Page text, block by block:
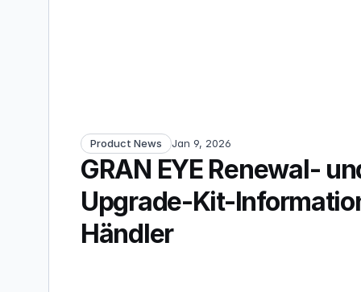
Product News Jan 9, 2026
GRAN EYE Renewal-
Upgrade-Kit-
Händler